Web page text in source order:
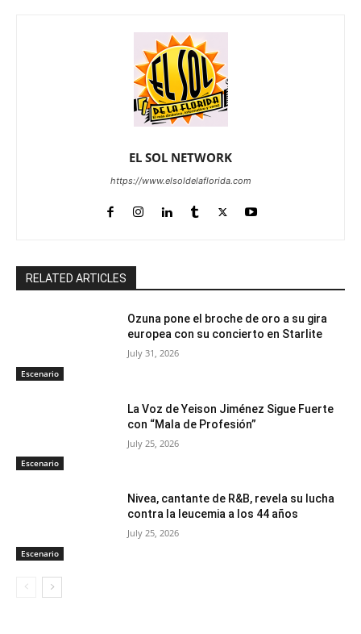
EL SOL NETWORK
https://www.elsoldelaflorida.com
RELATED ARTICLES
Escenario
Ozuna pone el broche de oro a su gira
europea con su concierto en Starlite
July 31, 2026
Escenario
La Voz de Yeison Jiménez Sigue Fuerte
con “Mala de Profesión”
July 25, 2026
Escenario
Nivea, cantante de R&B, revela su lucha
contra la leucemia a los 44 años
July 25, 2026